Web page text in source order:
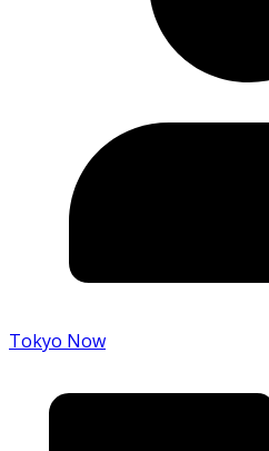
Tokyo Now